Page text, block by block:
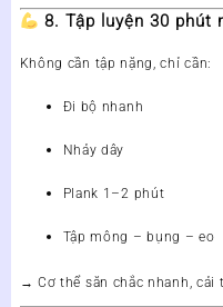
8. Tập luyện 30 phút
Không cần tập nặng, chỉ cần:
Đi bộ nhanh
Nhảy dây
Plank 1–2 phút
Tập mông – bụng – eo
→ Cơ thể săn chắc nhanh, cải